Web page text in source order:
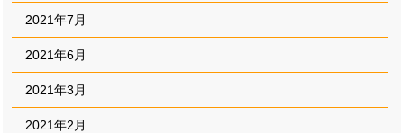
2021年7月
2021年6月
2021年3月
2021年2月